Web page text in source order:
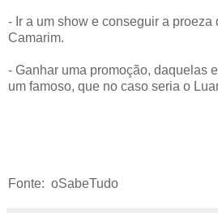
- Ir a um show e conseguir a proeza
Camarim.
- Ganhar uma promoção, daquelas
um famoso, que no caso seria o
Fonte: oSabeTudo